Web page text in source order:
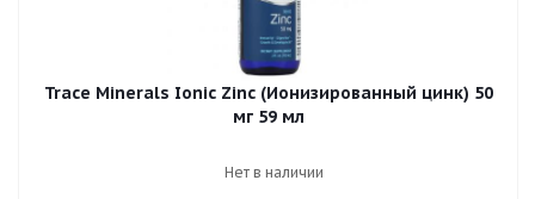
Trace Minerals Ionic Zinc (Ионизированный цинк) 50
мг 59 мл
Нет в наличии